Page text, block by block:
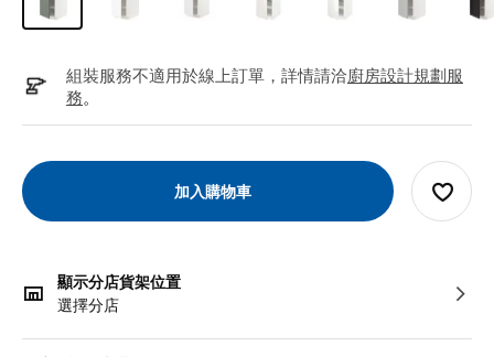
組裝服務不適用於線上訂單，詳情請洽廚房設計規劃服
務。
加入購物車
顯示分店貨架位置
選擇分店